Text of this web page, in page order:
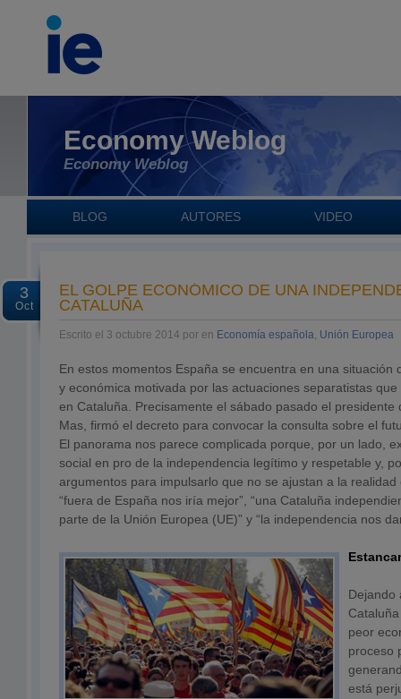
Economy Weblog
Economy Weblog
BLOG AUTORES VIDEO
3
Oct
EL GOLPE ECONÓMICO DE UNA
CATALUÑA
Escrito el 3 octubre 2014 por en Economía española, Unión Europea
En estos momentos España se encuentra en una situación
y económica motivada por las actuaciones separatistas
en Cataluña. Precisamente el sábado pasado el presidente
Mas, firmó el decreto para convocar la consulta sobre el
El panorama nos parece complicada porque, por un lado,
social en pro de la independencia legítimo y respetable y,
argumentos para impulsarlo que no se ajustan a la
“fuera de España nos iría mejor”, “una Cataluña
parte de la Unión Europea (UE)” y “la independencia nos
Dejando
peor
proceso
está